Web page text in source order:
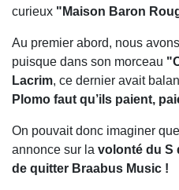
curieux "Maison Baron
Au premier abord, nous
puisque dans son morceau
Lacrim, ce dernier avait
Plomo faut qu’ils paient,
On pouvait donc imaginer
annonce sur la volonté du S
de quitter Braabus Music !